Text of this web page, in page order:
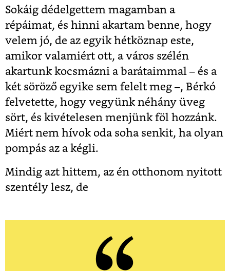
Sokáig dédelgettem magamban a
répáimat, és hinni akartam benne, hogy
velem jó, de az egyik hétköznap este,
amikor valamiért ott, a város szélén
akartunk kocsmázni a barátaimmal – és a
két söröző egyike sem felelt meg –, Bérkó
felvetette, hogy vegyünk néhány üveg
sört, és kivételesen menjünk föl hozzánk.
Miért nem hívok oda soha senkit, ha olyan
pompás az a kégli.
Mindig azt hittem, az én otthonom nyitott
szentély lesz, de